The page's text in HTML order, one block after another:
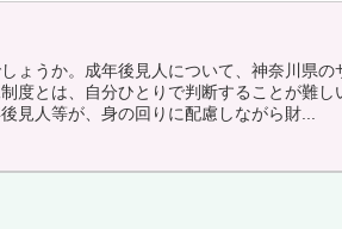
ょうか。成年後見人について、神奈川県の
度とは、自分ひとりで判断することが難し
見人等が、身の回りに配慮しながら財...